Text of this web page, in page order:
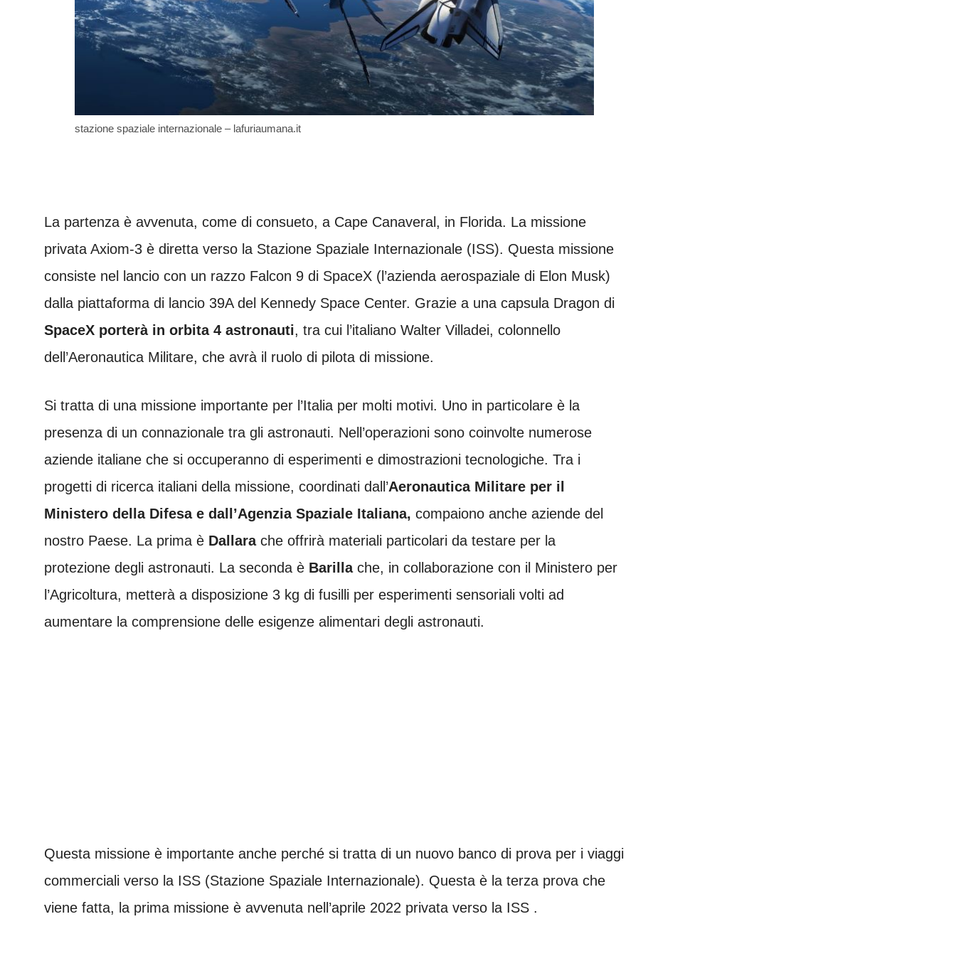
stazione spaziale internazionale – lafuriaumana.it
La partenza è avvenuta, come di consueto, a Cape Canaveral, in Florida. La missione
privata Axiom-3 è diretta verso la Stazione Spaziale Internazionale (ISS). Questa missione
consiste nel lancio con un razzo Falcon 9 di SpaceX (l’azienda aerospaziale di Elon Musk)
dalla piattaforma di lancio 39A del Kennedy Space Center. Grazie a una capsula Dragon di
SpaceX porterà in orbita 4 astronauti, tra cui l’italiano Walter Villadei, colonnello
dell’Aeronautica Militare, che avrà il ruolo di pilota di missione.
Si tratta di una missione importante per l’Italia per molti motivi. Uno in particolare è la
presenza di un connazionale tra gli astronauti. Nell’operazioni sono coinvolte numerose
aziende italiane che si occuperanno di esperimenti e dimostrazioni tecnologiche. Tra i
progetti di ricerca italiani della missione, coordinati dall’Aeronautica Militare per il
Ministero della Difesa e dall’Agenzia Spaziale Italiana, compaiono anche aziende del
nostro Paese. La prima è Dallarache offrirà materiali particolari da testare per la
protezione degli astronauti. La seconda è Barillache, in collaborazione con il Ministero per
l’Agricoltura, metterà a disposizione 3 kg di fusilli per esperimenti sensoriali volti ad
aumentare la comprensione delle esigenze alimentari degli astronauti.
Questa missione è importante anche perché si tratta di un nuovo banco di prova per i viaggi
commerciali verso la ISS (Stazione Spaziale Internazionale). Questa è la terza prova che
viene fatta, la prima missione è avvenuta nell’aprile 2022 privata verso la ISS .